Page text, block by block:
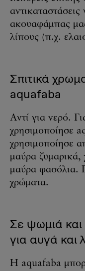
ακουαφάμπας
λίπους (π.χ.
Σπιτικά
aquafaba
Αντί για νερό.
χρησιμοποίησε
χρησιμοποίησε
μαύρα
μαύρα φασόλια.
χρώματα.
Σε ψωμιά
για αυγά και
Η aquafaba